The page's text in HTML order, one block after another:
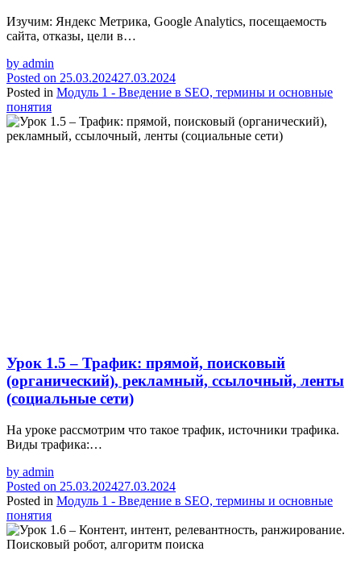
Изучим: Яндекс Метрика, Google Analytics, посещаемость
сайта, отказы, цели в…
by admin
Posted on 25.03.202427.03.2024
Posted in Модуль 1 - Введение в SEO, термины и основные
понятия
Урок 1.5 – Трафик: прямой, поисковый
(органический), рекламный, ссылочный, ленты
(социальные сети)
На уроке рассмотрим что такое трафик, источники трафика.
Виды трафика:…
by admin
Posted on 25.03.202427.03.2024
Posted in Модуль 1 - Введение в SEO, термины и основные
понятия